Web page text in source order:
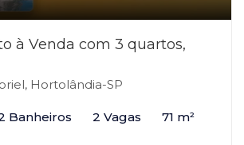
à Venda com 3 quartos,
Hortolândia-SP
Banheiros 2 Vagas 71 m²